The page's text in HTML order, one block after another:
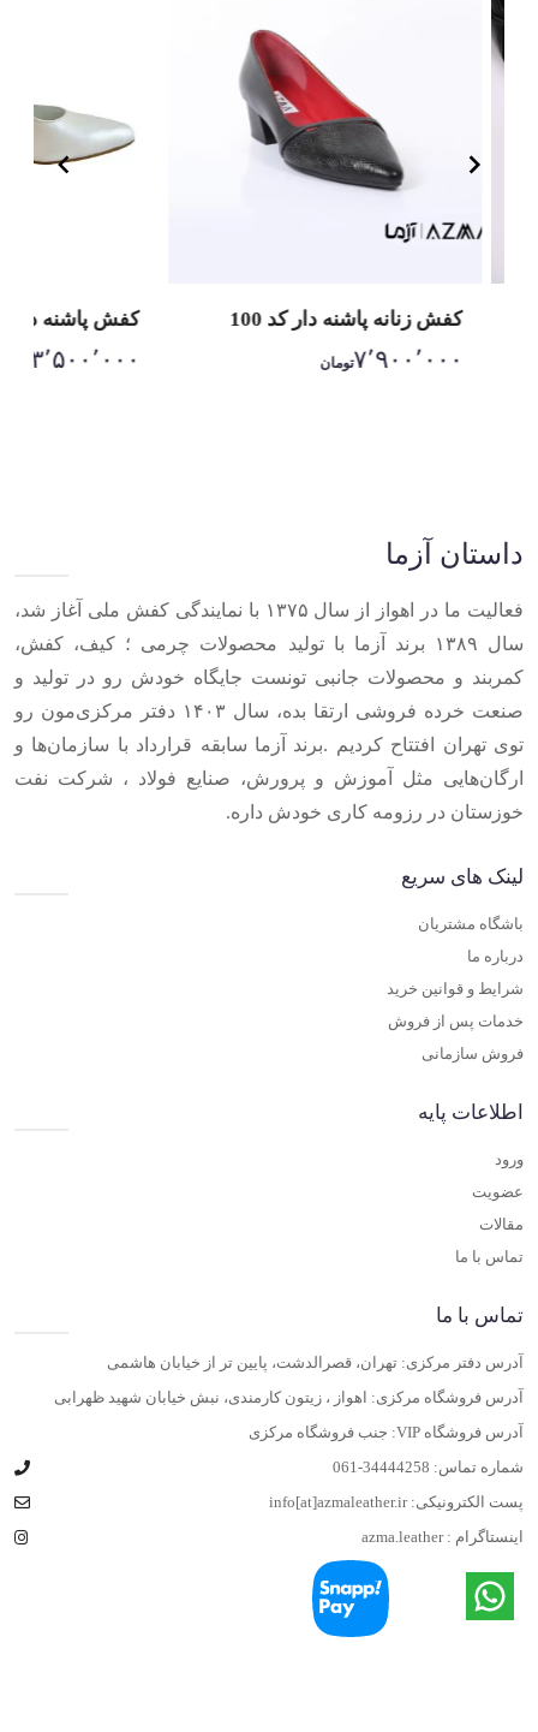
کفش زنانه پاشنه دار کد 100
۷٬۹۰۰٬۰۰۰تومان
کفش پاشنه دار
۳٬۵۰۰٬۰۰۰
داستان آزما
فعالیت ما در اهواز از سال ۱۳۷۵ با نمایندگی کفش ملی آغاز شد،
سال ۱۳۸۹ برند آزما با تولید محصولات چرمی ؛ کیف، کفش،
کمربند و محصولات جانبی تونست جایگاه خودش رو در تولید و
صنعت خرده فروشی ارتقا بده، سال ۱۴۰۳ دفتر مرکزی‌مون رو
توی تهران افتتاح کردیم .برند آزما سابقه قرارداد با سازمان‌ها و
ارگان‌هایی مثل آموزش و پرورش، صنایع فولاد ، شرکت نفت
خوزستان در رزومه کاری خودش داره.
لینک های سریع
باشگاه مشتریان
درباره ما
شرایط و قوانین خرید
خدمات پس از فروش
فروش سازمانی
اطلاعات پایه
ورود
عضویت
مقالات
تماس با ما
تماس با ما
آدرس دفتر مرکزی: تهران، قصرالدشت، پایین تر از خیابان هاشمی
آدرس فروشگاه مرکزی: اهواز ، زیتون کارمندی، نبش خیابان شهید ظهرابی
آدرس فروشگاه VIP: جنب فروشگاه مرکزی
شماره تماس: 061-34444258
پست الکترونیکی:info[at]azmaleather.ir
اینستاگرام :azma.leather